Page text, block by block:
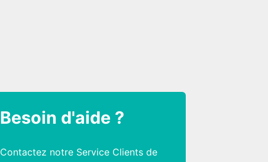
Besoin d'aide ?
Contactez notre Service Clients de